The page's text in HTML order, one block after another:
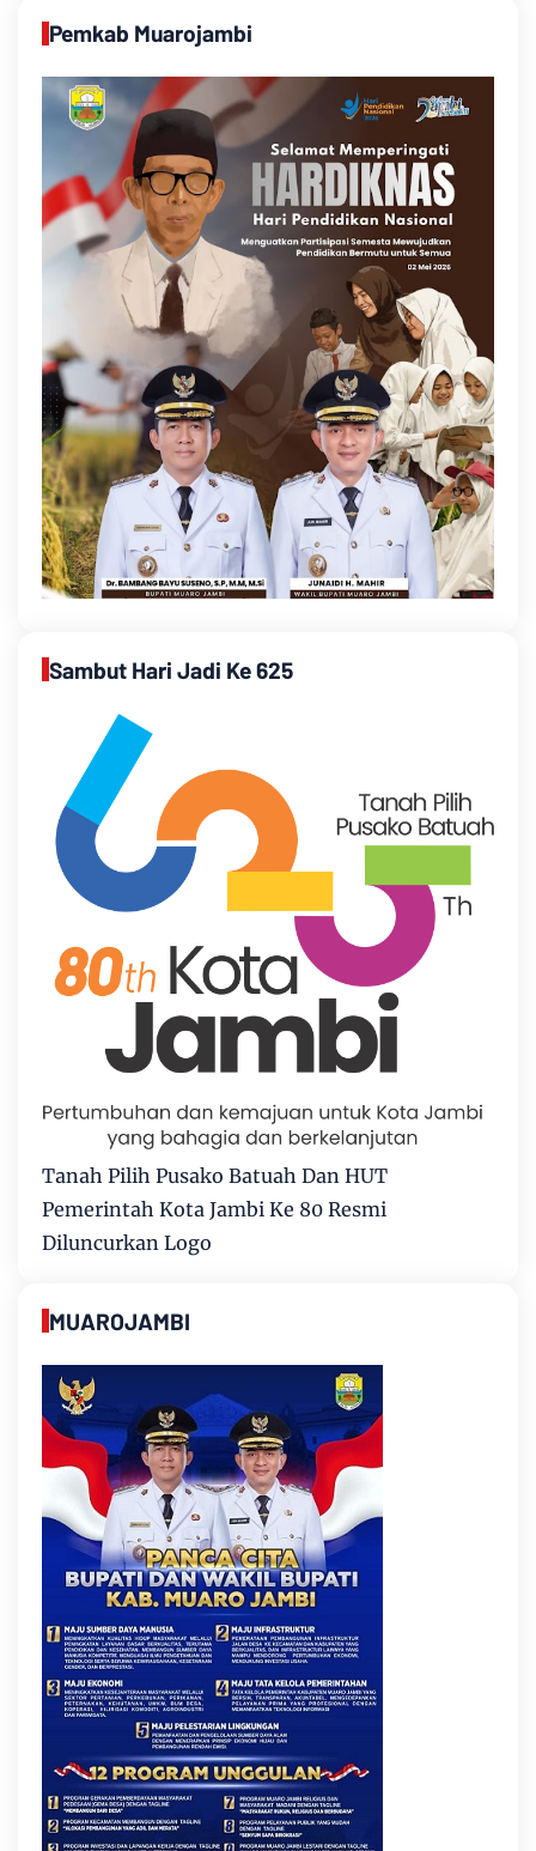
Pemkab Muarojambi
Sambut Hari Jadi Ke 625
Tanah Pilih Pusako Batuah Dan HUT
Pemerintah Kota Jambi Ke 80 Resmi
Diluncurkan Logo
MUAROJAMBI